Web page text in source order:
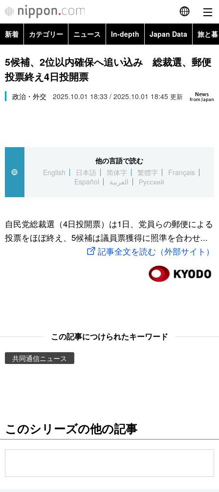
English
简体字
Русский
カテゴリー
経済・ビジネス
国際
文化
トップ
アーカイブ
In-depth
Japan Data
動画/Live
お知らせ
新着 カテゴリー ニュース In-depth Japan Data 旅と
政治・外交
経済・ビジネス
スポーツ・東京2020
Topics
5候補、2位以内確保へ追い込み 総裁選、郵便
投票終え4日投開票
News
from Japan
政治・外交 2025.10.01 18:33 / 2025.10.01 18:45 更新
他の言語で読む
English
日本語 简体字 繁體字
Français
Español
العربية Русский
自民党総裁選（4日投開票）は1日、党員らの郵便による
投票をほぼ終え、5候補は議員票獲得に照準を合わせ...
記事全文を読む（外部サイト）
この記事につけられたキーワード
共同通信ニュース
このシリーズの他の記事